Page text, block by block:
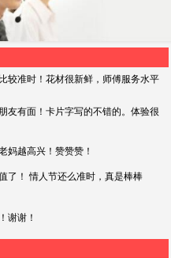
较准时！花材很新鲜，师傅服务水平
友有面！卡片字写的不错的。体验很
妈越高兴！赞赞赞！
了！ 情人节还么准时，真是棒棒
谢谢！